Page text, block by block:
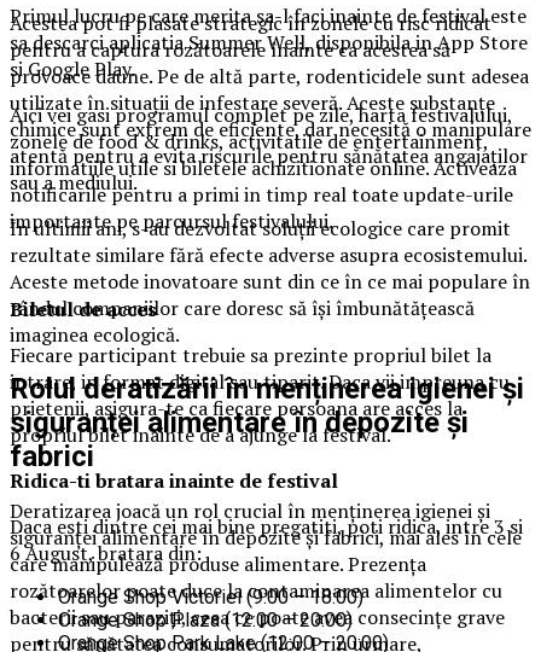
Acestea pot fi plasate strategic în zonele cu risc ridicat
pentru a captura rozătoarele înainte ca acestea să
provoace daune. Pe de altă parte, rodenticidele sunt adesea
utilizate în situații de infestare severă. Aceste substanțe
chimice sunt extrem de eficiente, dar necesită o manipulare
atentă pentru a evita riscurile pentru sănătatea angajaților
sau a mediului.
În ultimii ani, s-au dezvoltat soluții ecologice care promit
rezultate similare fără efecte adverse asupra ecosistemului.
Aceste metode inovatoare sunt din ce în ce mai populare în
rândul companiilor care doresc să își îmbunătățească
imaginea ecologică.
Rolul deratizării în menținerea igienei și
siguranței alimentare în depozite și
fabrici
Deratizarea joacă un rol crucial în menținerea igienei și
siguranței alimentare în depozite și fabrici, mai ales în cele
care manipulează produse alimentare. Prezența
rozătoarelor poate duce la contaminarea alimentelor cu
bacterii sau paraziți, ceea ce poate avea consecințe grave
pentru sănătatea consumatorilor. Prin urmare,
Primul lucru pe care merita sa-l faci inainte de festival este
sa descarci aplicatia Summer Well, disponibila in App Store
si Google Play.
Aici vei gasi programul complet pe zile, harta festivalului,
zonele de food & drinks, activitatile de entertainment,
informatiile utile si biletele achizitionate online. Activeaza
notificarile pentru a primi in timp real toate update-urile
importante pe parcursul festivalului.
Biletul de acces
Fiecare participant trebuie sa prezinte propriul bilet la
intrare, in format digital sau tiparit. Daca vii impreuna cu
prietenii, asigura-te ca fiecare persoana are acces la
propriul bilet inainte de a ajunge la festival.
Ridica-ti bratarainainte de festival
Daca esti dintre cei mai bine pregatiti, poti ridica, intre 3 si
6 August, bratara din:
Orange Shop Victoriei (9:00 – 18:00)
Orange Shop Plaza (12:00 – 20:00)
Orange Shop Park Lake (12:00 – 20:00)